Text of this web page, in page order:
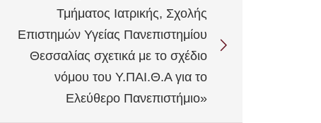
Τμήματος Ιατρικής, Σχολής
Επιστημών Υγείας Πανεπιστημίου
Θεσσαλίας σχετικά με το σχέδιο
νόμου του Υ.ΠΑΙ.Θ.Α για το
Ελεύθερο Πανεπιστήμιο»